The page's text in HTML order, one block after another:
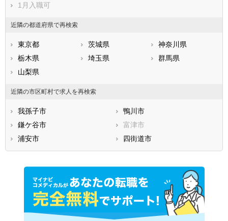
1月入職可
近隣の都道府県で再検索
東京都 茨城県
神奈川県
栃木県
埼玉県
群馬県
山梨県
近隣の市区町村で求人を再検索
我孫子市
鴨川市
鎌ケ谷市
富津市
浦安市
四街道市